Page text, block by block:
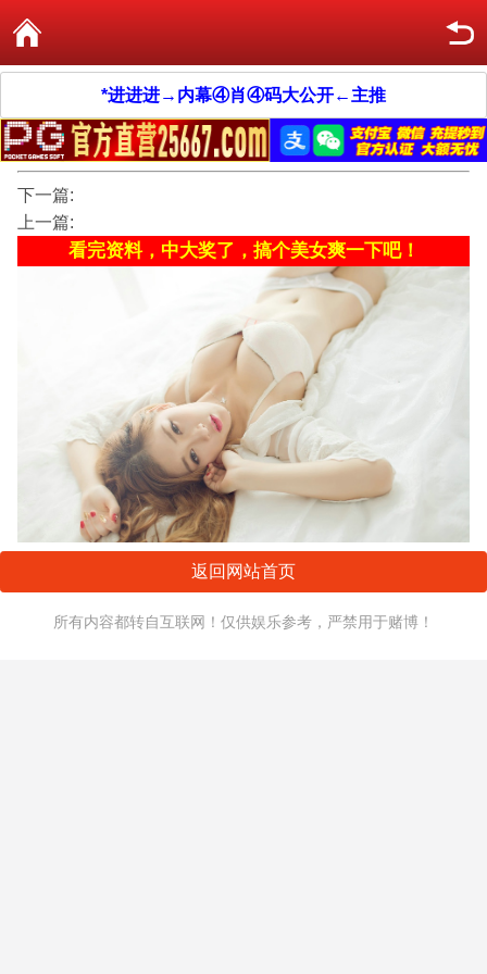
*进进进→内幕④肖④码大公开←主推
下一篇:
上一篇:
看完资料，中大奖了，搞个美女爽一下吧！
返回网站首页
所有内容都转自互联网！仅供娱乐参考，严禁用于赌博！